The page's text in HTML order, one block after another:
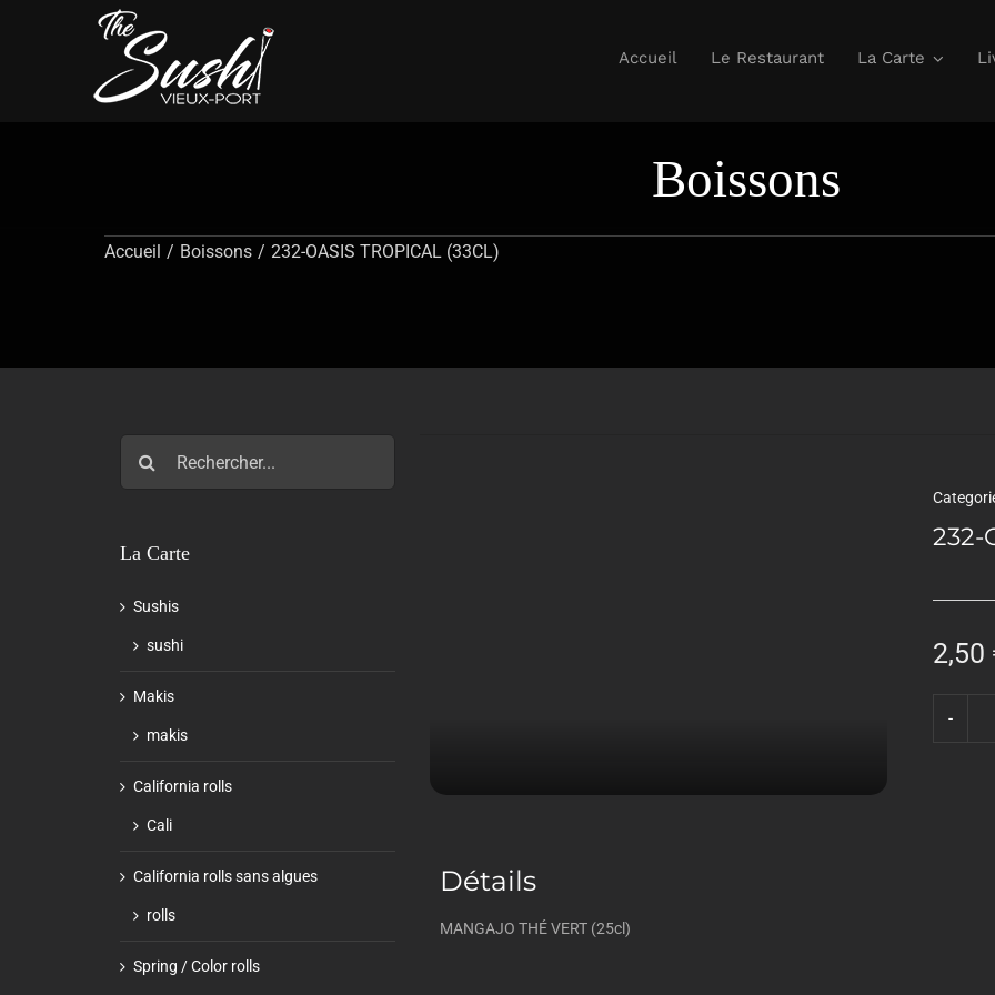
Accueil Le Restaurant La Carte
Boissons
Accueil / Boissons / 232-OASIS TROPICAL (33CL)
232-
2,50
Détails
MANGAJO THÉ VERT (25cl)
La Carte
Sushis
sushi
Makis
makis
California rolls
Cali
California rolls sans algues
rolls
Spring / Color rolls